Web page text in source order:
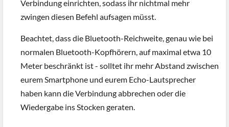
Verbindung einrichten, sodass ihr nichtmal mehr
zwingen diesen Befehl aufsagen müsst.
Beachtet, dass die Bluetooth-Reichweite, genau wie bei
normalen Bluetooth-Kopfhörern, auf maximal etwa 10
Meter beschränkt ist - solltet ihr mehr Abstand zwischen
eurem Smartphone und eurem Echo-Lautsprecher
haben kann die Verbindung abbrechen oder die
Wiedergabe ins Stocken geraten.